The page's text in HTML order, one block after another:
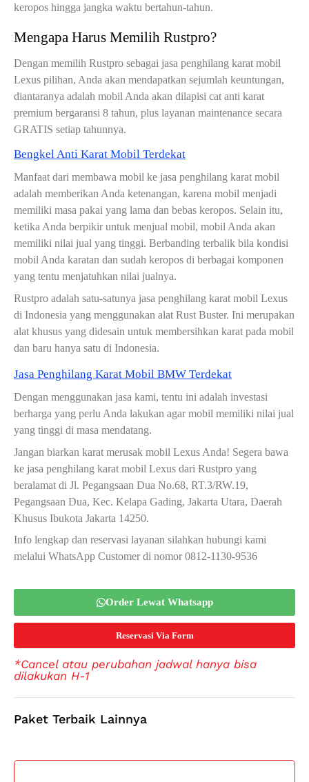
keropos hingga jangka waktu bertahun-tahun.
Mengapa Harus Memilih Rustpro?
Dengan memilih Rustpro sebagai jasa penghilang karat mobil
Lexus pilihan, Anda akan mendapatkan sejumlah keuntungan,
diantaranya adalah mobil Anda akan dilapisi cat anti karat
premium bergaransi 8 tahun, plus layanan maintenance secara
GRATIS setiap tahunnya.
Bengkel Anti Karat Mobil Terdekat
Manfaat dari membawa mobil ke jasa penghilang karat mobil
adalah memberikan Anda ketenangan, karena mobil menjadi
memiliki masa pakai yang lama dan bebas keropos. Selain itu,
ketika Anda berpikir untuk menjual mobil, mobil Anda akan
memiliki nilai jual yang tinggi. Berbanding terbalik bila kondisi
mobil Anda karatan dan sudah keropos di berbagai komponen
yang tentu menjatuhkan nilai jualnya.
Rustpro adalah satu-satunya jasa penghilang karat mobil Lexus
di Indonesia yang menggunakan alat Rust Buster. Ini merupakan
alat khusus yang didesain untuk membersihkan karat pada mobil
dan baru hanya satu di Indonesia.
Jasa Penghilang Karat Mobil BMW Terdekat
Dengan menggunakan jasa kami, tentu ini adalah investasi
berharga yang perlu Anda lakukan agar mobil memiliki nilai jual
yang tinggi di masa mendatang.
Jangan biarkan karat merusak mobil Lexus Anda! Segera bawa
ke jasa penghilang karat mobil Lexus dari Rustpro yang
beralamat di Jl. Pegangsaan Dua No.68, RT.3/RW.19,
Pegangsaan Dua, Kec. Kelapa Gading, Jakarta Utara, Daerah
Khusus Ibukota Jakarta 14250.
Info lengkap dan reservasi layanan silahkan hubungi kami
melalui WhatsApp Customer di nomor 0812-1130-9536
Order Lewat Whatsapp
Reservasi Via Form
*Cancel atau perubahan jadwal hanya bisa
dilakukan H-1
Paket Terbaik Lainnya